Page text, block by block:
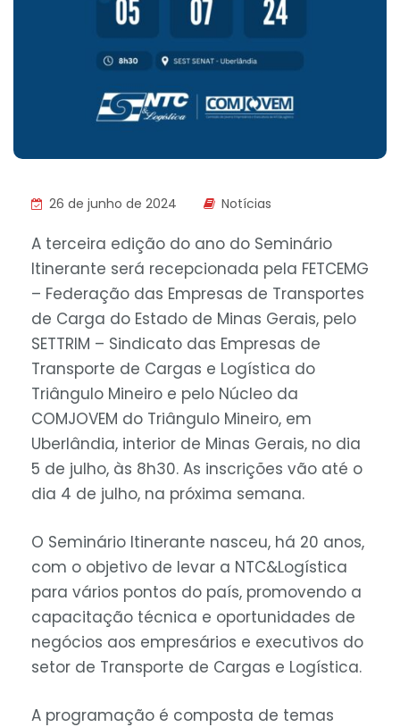
26 de junho de 2024 Notícias
A terceira edição do ano do Seminário
Itinerante será recepcionada pela FETCEMG
– Federação das Empresas de Transportes
de Carga do Estado de Minas Gerais, pelo
SETTRIM – Sindicato das Empresas de
Transporte de Cargas e Logística do
Triângulo Mineiro e pelo Núcleo da
COMJOVEM do Triângulo Mineiro, em
Uberlândia, interior de Minas Gerais, no dia
5 de julho, às 8h30. As inscrições vão até o
dia 4 de julho, na próxima semana.
O Seminário Itinerante nasceu, há 20 anos,
com o objetivo de levar a NTC&Logística
para vários pontos do país, promovendo a
capacitação técnica e oportunidades de
negócios aos empresários e executivos do
setor de Transporte de Cargas e Logística.
A programação é composta de temas